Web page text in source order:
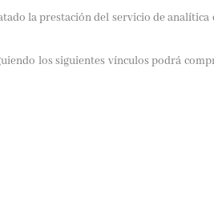
la prestación del servicio de
los siguientes vínculos podrá